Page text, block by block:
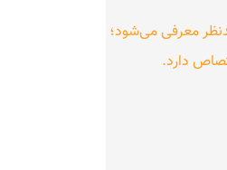
معرفی می‌شود؛
دارد.